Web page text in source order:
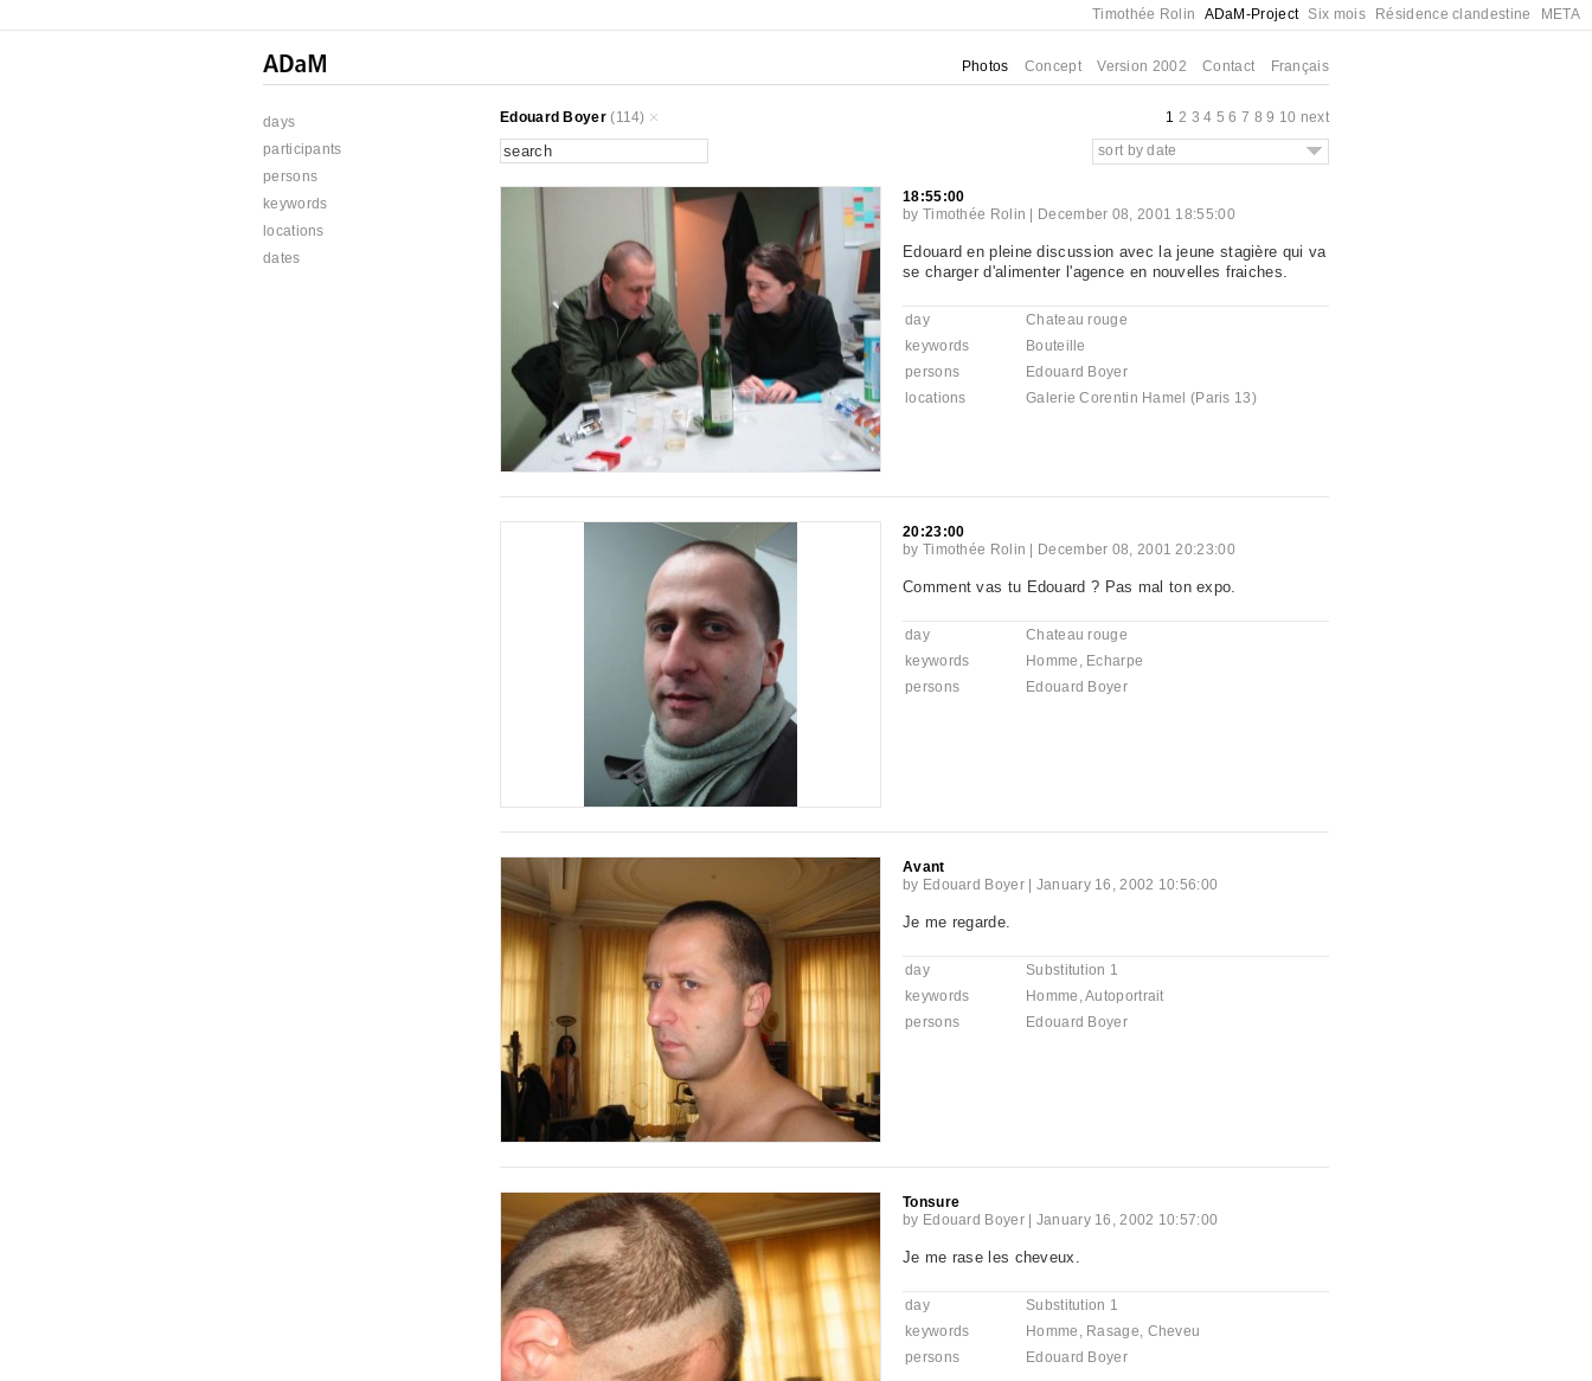
Timothée Rolin ADaM-Project Six mois Résidence clandestine META
Photos Concept Version 2002 Contact Français
days
participants
persons
keywords
locations
dates
Edouard Boyer(114) 1 2 3 4 5 6 7 8 9 10 next
sort by date
18:55:00
by Timothée Rolin December 08, 2001 18:55:00
Edouard en pleine discussion avec la jeune stagière qui va
se charger d'alimenter l'agence en nouvelles fraiches.
day
Chateau rouge
keywords
Bouteille
persons
Edouard Boyer
locations
Galerie Corentin Hamel (Paris 13)
20:23:00
by Timothée Rolin December 08, 2001 20:23:00
Comment vas tu Edouard ? Pas mal ton expo.
day
Chateau rouge
keywords
Homme , Echarpe
persons
Edouard Boyer
Avant
by Edouard Boyer| January 16, 2002 10:56:00
Je me regarde.
day
Substitution 1
keywords
Homme ,Autoportrait
persons
Edouard Boyer
Tonsure
by Edouard Boyer| January 16, 2002 10:57:00
Je me rase les cheveux.
day
Substitution 1
keywords
Homme , Rasage, Cheveu
persons
Edouard Boyer